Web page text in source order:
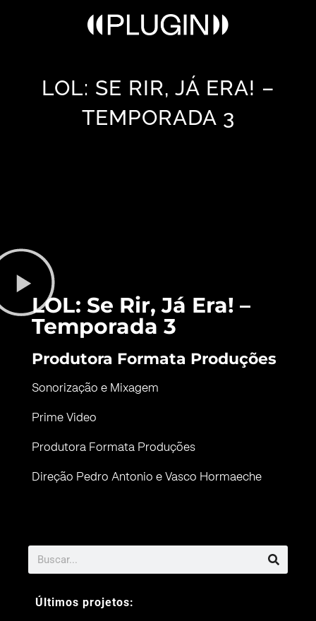
LOL: SE RIR, JÁ ERA! –
TEMPORADA 3
LOL: Se Rir, Já Era! –
Temporada 3
Produtora Formata Produções
Sonorização e Mixagem
Prime Video
Produtora Formata Produções
Direção Pedro Antonio e Vasco Hormaeche
Últimos projetos: